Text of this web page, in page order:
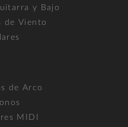
y Bajo
de Viento
de Arco
MIDI